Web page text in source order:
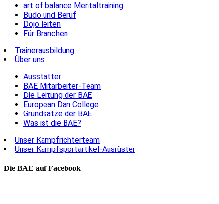
art of balance Mentaltraining
Budo und Beruf
Dojo leiten
Für Branchen
Trainerausbildung
Über uns
Ausstatter
BAE Mitarbeiter-Team
Die Leitung der BAE
European Dan College
Grundsätze der BAE
Was ist die BAE?
Unser Kampfrichterteam
Unser Kampfsportartikel-Ausrüster
Die BAE auf Facebook